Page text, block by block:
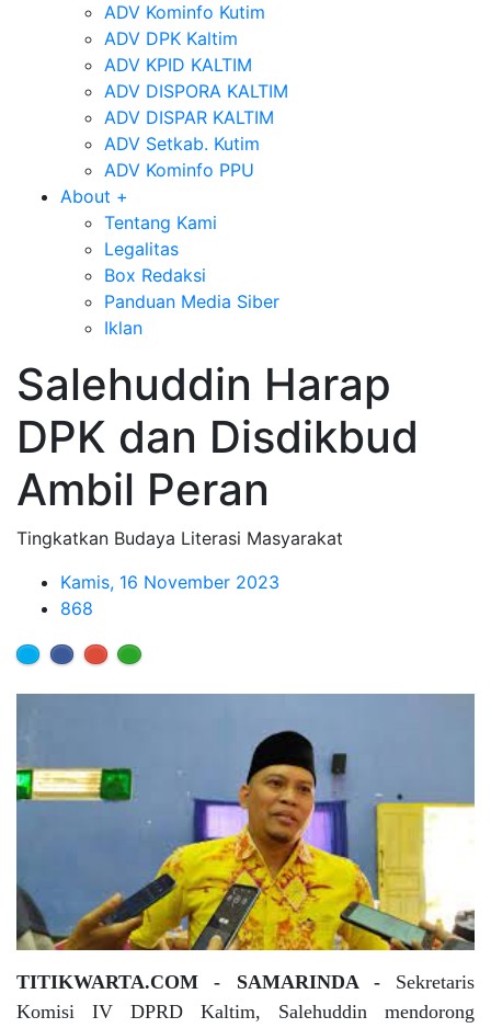
ADV Kominfo Kutim
ADV DPK Kaltim
ADV KPID KALTIM
ADV DISPORA KALTIM
ADV DISPAR KALTIM
ADV Setkab. Kutim
ADV Kominfo PPU
About +
Tentang Kami
Legalitas
Box Redaksi
Panduan Media Siber
Iklan
Salehuddin Harap
DPK dan Disdikbud
Ambil Peran
Tingkatkan Budaya Literasi Masyarakat
Kamis, 16 November 2023
868
TITIKWARTA.COM - SAMARINDA - Sekretaris
Komisi IV DPRD Kaltim, Salehuddin mendorong